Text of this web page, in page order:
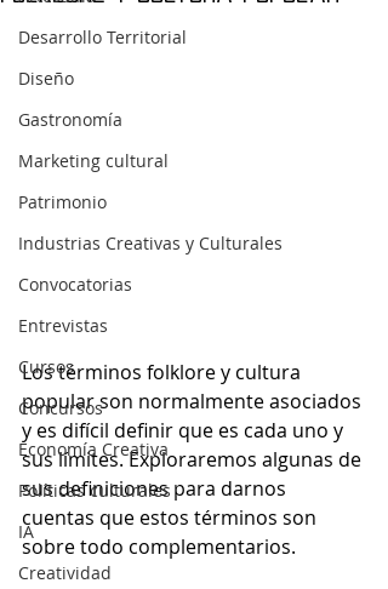
Desarrollo Territorial
Diseño
Gastronomía
Marketing cultural
Patrimonio
Industrias Creativas y Culturales
Convocatorias
Entrevistas
Cursos
Concursos
Economía Creativa
Políticas culturales
IA
Creatividad
Los términos folklore y cultura
popular son normalmente asociados
y es difícil definir que es cada uno y
sus límites. Exploraremos algunas de
sus definiciones para darnos
cuentas que estos términos son
sobre todo complementarios.